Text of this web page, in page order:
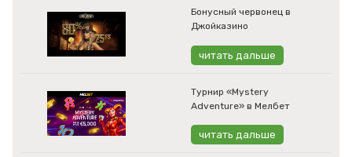
Бонусный червонец в
Джойказино
читать дальше
Турнир «Mystery
Adventure» в Мелбет
читать дальше